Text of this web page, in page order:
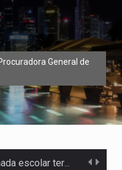
General de
Una jornada escolar terminó en tragedia este viernes 7 de…